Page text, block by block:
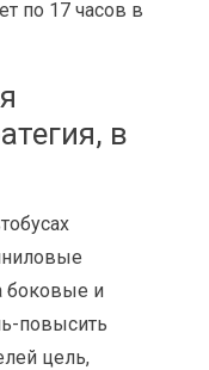
по 17 часов в
в
боковые и
повысить
цель,